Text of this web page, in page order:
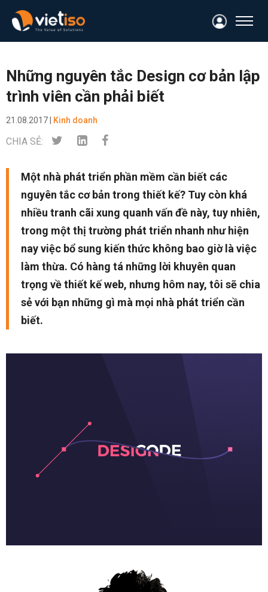
Những nguyên tắc Design cơ bản lập
trình viên cần phải biết
21.08.2017 | Kinh doanh
CHIA SẺ:
Một nhà phát triển phần mềm cần biết các
nguyên tắc cơ bản trong thiết kế? Tuy còn khá
nhiều tranh cãi xung quanh vấn đề này, tuy nhiên,
trong một thị trường phát triển nhanh như hiện
nay việc bổ sung kiến thức không bao giờ là việc
làm thừa. Có hàng tá những lời khuyên quan
trọng về thiết kế web, nhưng hôm nay, tôi sẽ chia
sẻ với bạn những gì mà mọi nhà phát triển cần
biết.